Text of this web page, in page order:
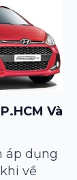
Và
áp dụng
về